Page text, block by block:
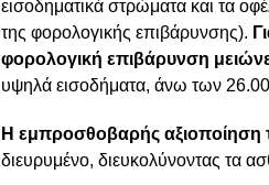
εισοδηματικά στρώματα και τα
της φορολογικής επιβάρυνσης).
φορολογική επιβάρυνση
υψηλά εισοδήματα, άνω των
Η εμπροσθοβαρής αξιοποίηση
διευρυμένο, διευκολύνοντας τα